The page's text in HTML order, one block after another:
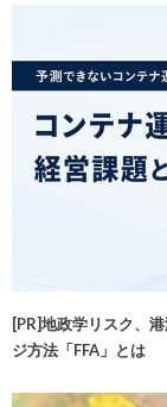
[PR]地政学リスク、
ジ方法「FFA」とは